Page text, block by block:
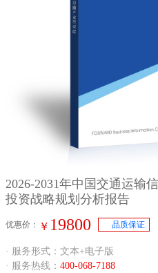
2026-2031年中国交通运输
投资战略规划分析报告
优惠价： ￥ 19800 品质保证
· 服务形式：文本+电子版
· 服务热线： 400-068-7188